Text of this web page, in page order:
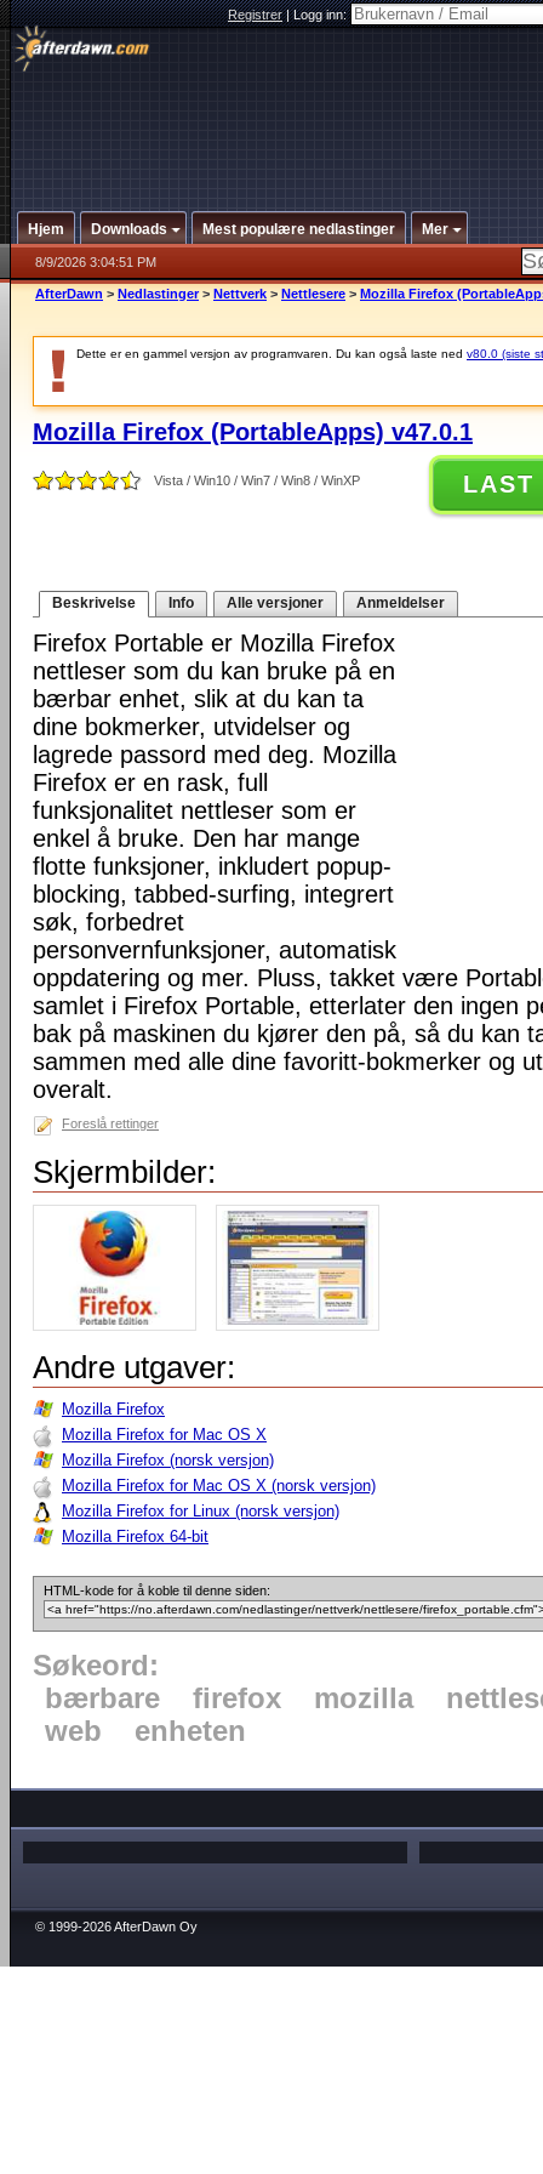
Registrer|Logg inn:
Hjem Downloads Mest populære nedlastinger Mer
8/9/2026 3:04:51 PM
AfterDawn > Nedlastinger > Nettverk > Nettlesere > Mozilla Firefox
Dette er en gammel versjon av programvaren. Du kan også laste ned v80.0 (siste
Mozilla Firefox (PortableApps) v47.0.1
Vista / Win10 / Win7 / Win8 / WinXP LAST
Beskrivelse Info Alle versjoner Anmeldelser
Firefox Portable er Mozilla Firefox
nettleser som du kan bruke på en
bærbar enhet, slik at du kan ta
dine bokmerker, utvidelser og
lagrede passord med deg. Mozilla
Firefox er en rask, full
funksjonalitet nettleser som er
enkel å bruke. Den har mange
flotte funksjoner, inkludert popup-
blocking, tabbed-surfing, integrert
søk, forbedret
personvernfunksjoner, automatisk
oppdatering og mer. Pluss, takket være
samlet i Firefox Portable, etterlater den ingen
bak på maskinen du kjører den på, så du kan
sammen med alle dine favoritt-bokmerker og
overalt.
Foreslå rettinger
Skjermbilder:
Andre utgaver:
Mozilla Firefox
Mozilla Firefox for Mac OS X
Mozilla Firefox (norsk versjon)
Mozilla Firefox for Mac OS X (norsk versjon)
Mozilla Firefox for Linux (norsk versjon)
Mozilla Firefox 64-bit
HTML-kode for å koble til denne siden:
Søkeord:
bærbare
firefox mozilla
web
enheten
© 1999-2026 AfterDawn Oy